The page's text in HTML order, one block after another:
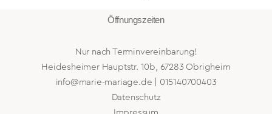
Öffnungszeiten
Nur nach Terminvereinbarung!
Heidesheimer Hauptstr. 10b, 67283 Obrigheim
info@marie-mariage.de | 015140700403
Datenschutz
Impressum